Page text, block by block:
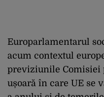
Europarlamentarul
acum contextul
previziunile Comisiei
ușoară în care UE se